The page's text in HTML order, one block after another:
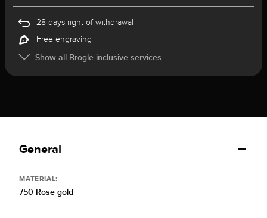
28 days right of withdrawal
Free engraving
Show all Brogle inclusive services
General
MATERIAL:
750 Rose gold